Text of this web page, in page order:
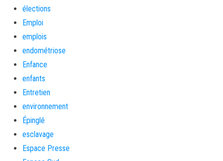
élections
Emploi
emplois
endométriose
Enfance
enfants
Entretien
environnement
Épinglé
esclavage
Espace Presse